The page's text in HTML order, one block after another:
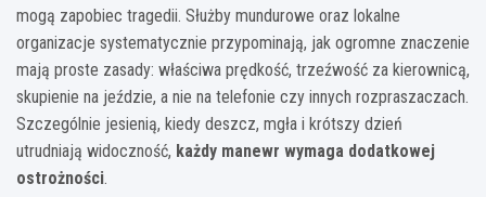
mogą zapobiec tragedii. Służby mundurowe oraz lokalne
organizacje systematycznie przypominają, jak ogromne znaczenie
mają proste zasady: właściwa prędkość, trzeźwość za kierownicą,
skupienie na jeździe, a nie na telefonie czy innych rozpraszaczach.
Szczególnie jesienią, kiedy deszcz, mgła i krótszy dzień
utrudniają widoczność, każdy manewr wymaga dodatkowej
ostrożności.